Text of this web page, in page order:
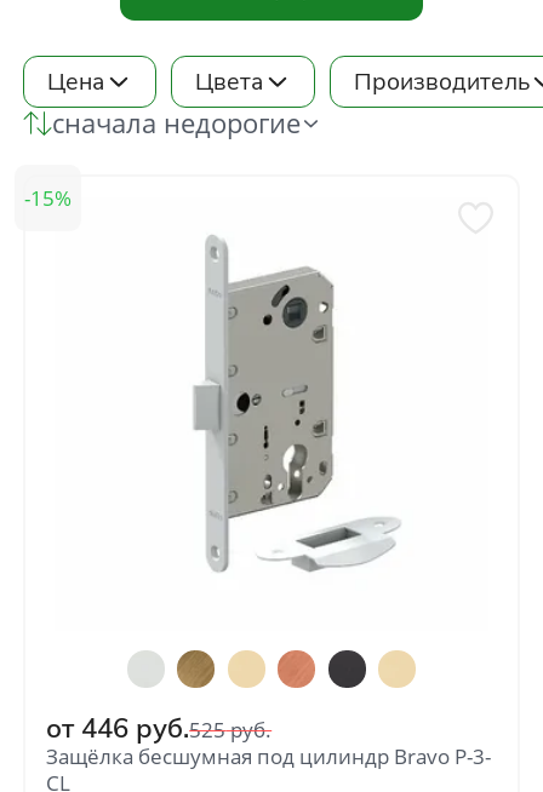
Фиксаторы
от293руб.
от
от225руб.
Цена Цвета Производитель
сначала недорогие
15
от 446 руб.525руб.
Защёлка бесшумная под цилиндр Bravo P-3-
CL